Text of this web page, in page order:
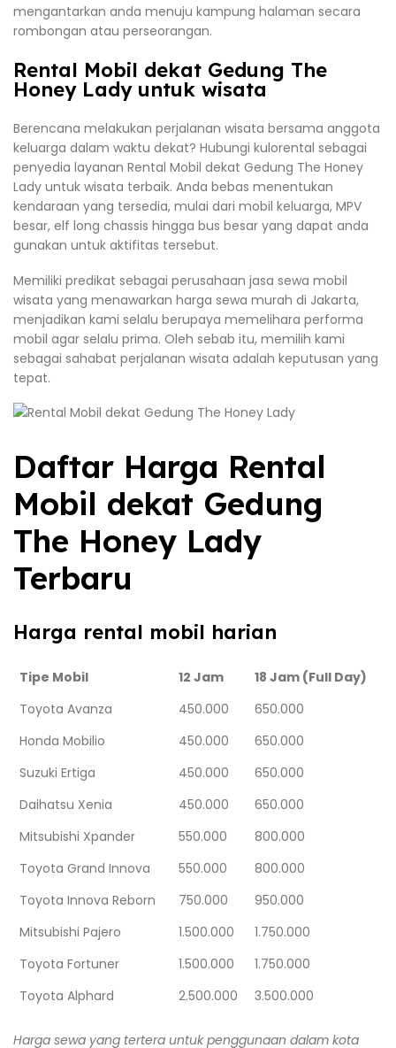
mengantarkan anda menuju kampung halaman secara
rombongan atau perseorangan.
Rental Mobil dekat Gedung The
Honey Lady untuk wisata
Berencana melakukan perjalanan wisata bersama anggota
keluarga dalam waktu dekat? Hubungi kulorental sebagai
penyedia layanan Rental Mobil dekat Gedung The Honey
Lady untuk wisata terbaik. Anda bebas menentukan
kendaraan yang tersedia, mulai dari mobil keluarga, MPV
besar, elf long chassis hingga bus besar yang dapat anda
gunakan untuk aktifitas tersebut.
Memiliki predikat sebagai perusahaan jasa sewa mobil
wisata yang menawarkan harga sewa murah di Jakarta,
menjadikan kami selalu berupaya memelihara performa
mobil agar selalu prima. Oleh sebab itu, memilih kami
sebagai sahabat perjalanan wisata adalah keputusan yang
tepat.
Daftar Harga Rental
Mobil dekat Gedung
The Honey Lady
Terbaru
Harga rental mobil harian
Tipe Mobil 12 Jam
18 Jam (Full Day)
Toyota Avanza
450.000
650.000
Honda Mobilio
450.000
650.000
Suzuki Ertiga
450.000
650.000
Daihatsu Xenia
450.000
650.000
Mitsubishi Xpander
550.000
800.000
Toyota Grand Innova
550.000
800.000
Toyota Innova Reborn
750.000
950.000
Mitsubishi Pajero
1.500.000
1.750.000
Toyota Fortuner
1.500.000
1.750.000
Toyota Alphard
2.500.000 3.500.000
Harga sewa yang tertera untuk penggunaan dalam kota